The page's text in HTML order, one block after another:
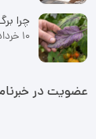
چرا
10 خرداد 1405
عضویت در